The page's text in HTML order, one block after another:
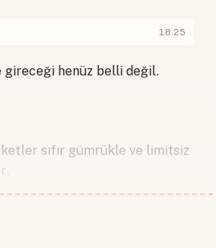
18.25
gireceği henüz belli değil.
sıfır gümrükle ve limitsiz